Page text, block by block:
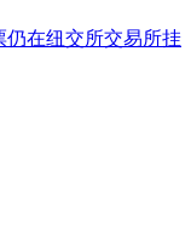
仍在纽交所交易所挂